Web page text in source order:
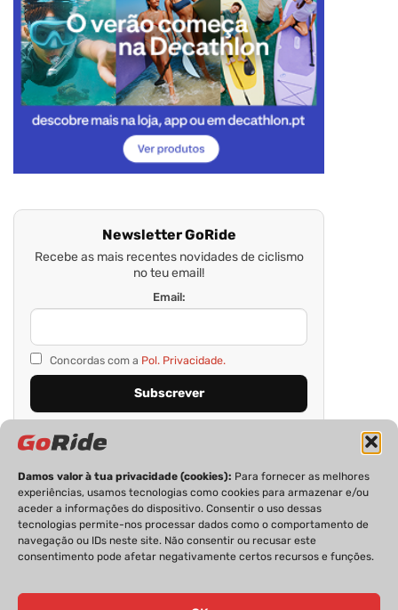
Damos valor à tua privacidade (cookies): Para fornecer as melhores
experiências, usamos tecnologias como cookies para armazenar e/ou
aceder a informações do dispositivo. Consentir o uso dessas
tecnologias permite-nos processar dados como o comportamento de
navegação ou IDs neste site. Não consentir ou recusar este
consentimento pode afetar negativamente certos recursos e funções.
Newsletter GoRide
Recebe as mais recentes novidades de ciclismo
no teu email!
Email:
Concordas com a Pol. Privacidade.
PRIVACIDADE FICHA TÉCNICA
ESTATUTO EDITORIAL